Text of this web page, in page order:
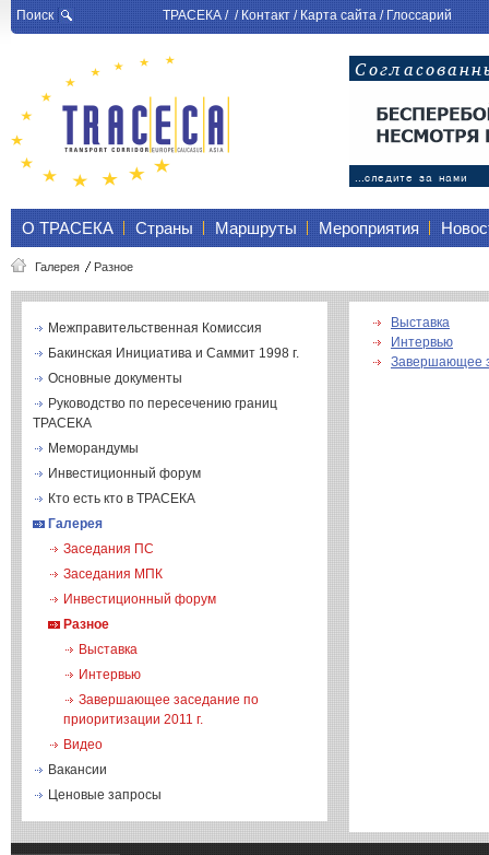
Поиск ТРАСЕКА/ /Контакт/Карта сайта/Глоссарий
О ТРАСЕКА Страны Маршруты Мероприятия
Галерея Разное
Межправительственная Комиссия
Бакинская Инициатива и Саммит 1998 г.
Основные документы
Руководство по пересечению границ
ТРАСЕКА
Меморандумы
Инвестиционный форум
Кто есть кто в ТРАСЕКА
Галерея
Заседания ПС
Заседания МПК
Инвестиционный форум
Разное
Выставка
Интервью
Завершающее заседание по
приоритизации 2011 г.
Видео
Вакансии
Ценовые запросы
Выставка
Интервью
Завершающее